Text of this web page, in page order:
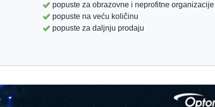
popuste za obrazovne i neprofitne organizacije
popuste na veću koliĉinu
popuste za daljnju prodaju